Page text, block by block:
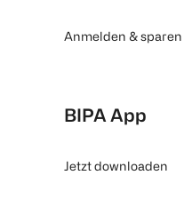
Anmelden & sparen
BIPA App
Jetzt downloaden